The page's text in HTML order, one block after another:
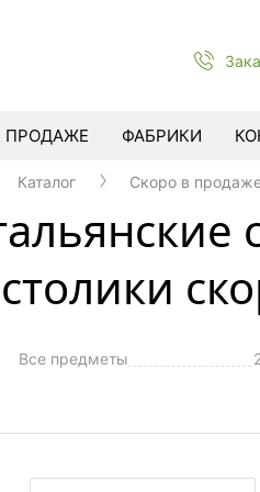
ПРОДАЖЕ ФАБРИКИ
Каталог Cкоро в
столики
Все предметы